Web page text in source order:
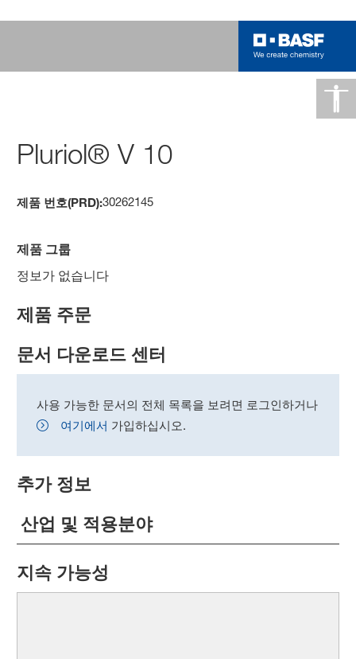
Pluriol® V 10
제품 번호(PRD):30262145
제품 그룹
정보가 없습니다
제품 주문
문서 다운로드 센터
사용 가능한 문서의 전체 목록을 보려면 로그인하거나
여기에서 가입하십시오.
추가 정보
산업 및 적용분야
지속 가능성